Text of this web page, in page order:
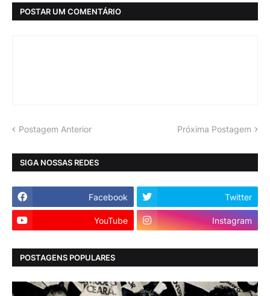
POSTAR UM COMENTÁRIO
Postagem Anterior Próxima Postagem
SIGA NOSSAS REDES
Facebook Twitter
YouTube Instagram
POSTAGENS POPULARES